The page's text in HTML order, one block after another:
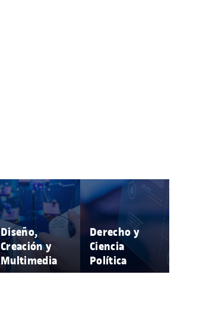
Diseño,
Creación y
Multimedia
Derecho y
Ciencia
Política